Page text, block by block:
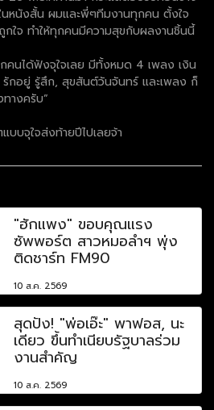
นหนังสั้น ผมและพี่ๆทีมงานทุกคน ตั้งใจ
กใจ ทำให้ทุกคนมีความสุขกับผลงานชิ้นนี้
คนได้ฟังจุใจเลย มีทั้งหมด 4 เพลง เงิน
รักอยู่ รู้สึก, สุขสันต์วันจันทร์ และเพลง ก็
างครับ”
บบจุใจส่งท้ายปีไปเลยจ้า
"ฮักแพง" ขอบคุณแรง
ซัพพอร์ต สาวหมอลำฯ พุ่ง
ติดชาร์ท FM90
10 ส.ค. 2569
สุดปัง! "พ่อเอ๊ะ" พาฟอส, นะ
เดียว ขึ้นทำเนียบรัฐบาลร่วม
งานสำคัญ
10 ส.ค. 2569